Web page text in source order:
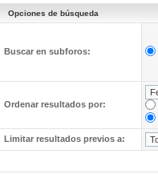
Opciones de búsqueda
Buscar en subforos:
Ordenar resultados por:
Limitar resultados previos a: